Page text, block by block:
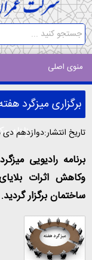
منوی اصلی
برگزاری میزگرد
زلزله
تاریخ انتشار:دوازدهم دی
برنامه رادیویی
وکاهش اثرات
ساختمان برگزار گردید.